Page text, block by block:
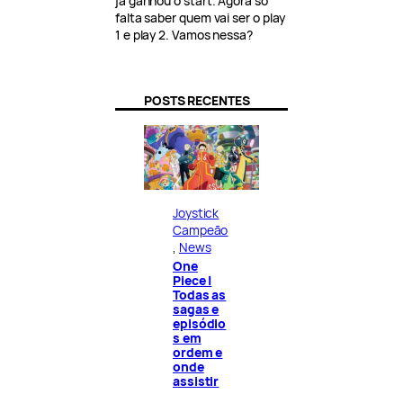
falta saber quem vai ser o play
1 e play 2. Vamos nessa?
POSTS RECENTES
Joystick
Campeão
News
One
Piece |
Todas as
sagas e
episódio
s em
ordem e
onde
assistir